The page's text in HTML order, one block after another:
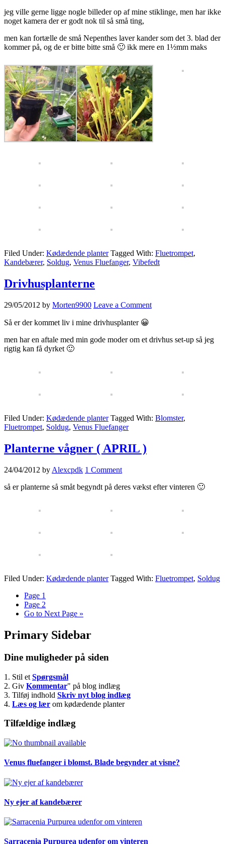
jeg ville gerne ligge nogle billeder op af mine stiklinge, men har ikke
noget kamera der er godt nok til så små ting,
men kan fortælle de små Nepenthes laver kander som det 3. blad der
kommer på, og de er bitte bitte små 🙂 ikk mere en 1½mm maks
Filed Under: Kødædende planter Tagged With: Fluetrompet,
Kandebærer, Soldug, Venus Fluefanger, Vibefedt
Drivhusplanterne
29/05/2012 by Morten9900 Leave a Comment
Så er der kommet liv i mine drivhusplanter 😀
men har en aftale med min gode moder om et drivhus set-up så jeg
rigtig kan få dyrket 🙂
Filed Under: Kødædende planter Tagged With: Blomster,
Fluetrompet, Soldug, Venus Fluefanger
Planterne vågner ( APRIL )
24/04/2012 by Alexcpdk 1 Comment
så er planterne så småt begyndt på deres vækst efter vinteren 🙂
Filed Under: Kødædende planter Tagged With: Fluetrompet, Soldug
Page 1
Page 2
Go to Next Page »
Primary Sidebar
Dine muligheder på siden
1. Stil et Spørgsmål
2. Giv Kommentar" på blog indlæg
3. Tilføj indhold Skriv nyt blog indlæg
4. Læs og lær om kødædende planter
Tilfældige indlæg
Venus fluefanger i blomst. Blade begynder at visne?
Ny ejer af kandebærer
Sarracenia Purpurea udenfor om vinteren